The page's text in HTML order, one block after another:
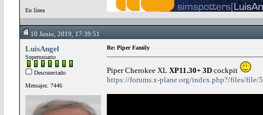
En línea
10 Junio, 2019, 17:39:51
LuisAngel
Superusuario
Desconectado
Mensajes: 7446
Re: Piper Family
Piper Cherokee XL XP11.30+ 3D cockpit
https://forums.x-plane.org/index.php?/files/file/